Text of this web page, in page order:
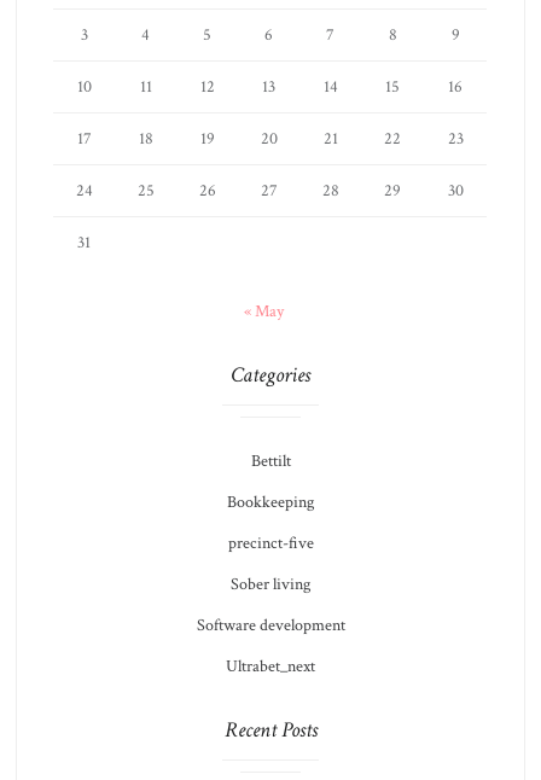
3 4 5 6 7 8 9
10 11 12 13 14 15 16
17 18 19 20 21 22 23
24 25 26 27 28 29 30
31
« May
Categories
Bettilt
Bookkeeping
precinct-five
Sober living
Software development
Ultrabet_next
Recent Posts